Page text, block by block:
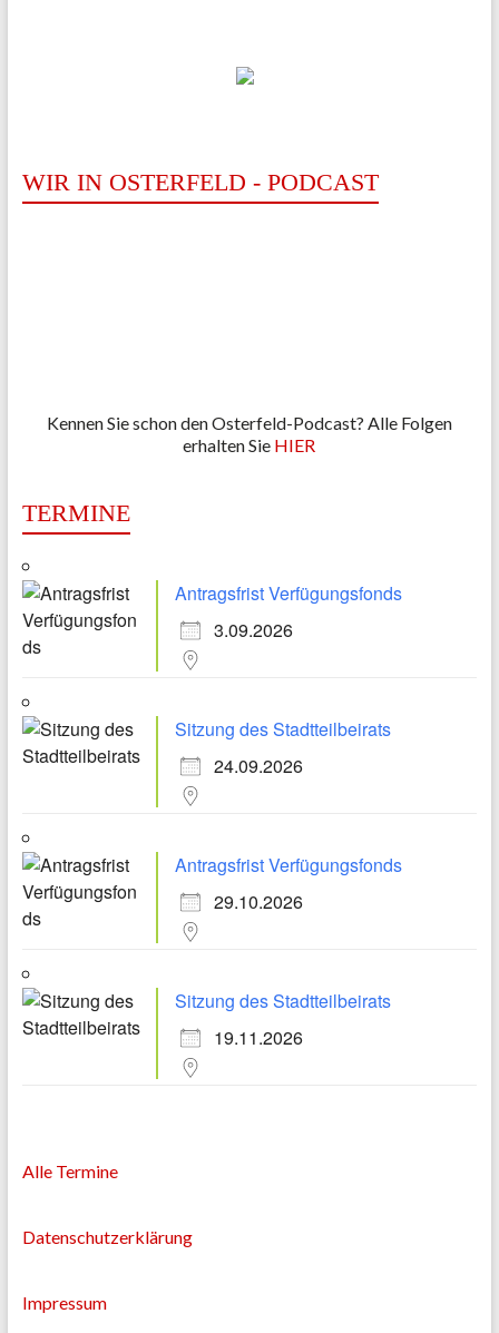
WIR IN OSTERFELD - PODCAST
Kennen Sie schon den Osterfeld-Podcast? Alle Folgen
erhalten Sie HIER
TERMINE
Antragsfrist Verfügungsfonds
3.09.2026
Sitzung des Stadtteilbeirats
24.09.2026
Antragsfrist Verfügungsfonds
29.10.2026
Sitzung des Stadtteilbeirats
19.11.2026
Alle Termine
Datenschutzerklärung
Impressum